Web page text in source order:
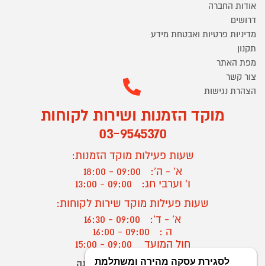
אודות החברה
דרושים
מדיניות פרטיות ואבטחת מידע
תקנון
מפת האתר
צור קשר
הצהרת נגישות
מוקד הזמנות ושירות לקוחות
03-9545370
שעות פעילות מוקד הזמנות:
א' - ה':
09:00 - 18:00
ו' וערבי חג:
09:00 - 13:00
שעות פעילות מוקד שירות לקוחות:
א' - ד':
09:00 - 16:30
ה :
09:00 - 16:00
חול המועד
? יצירת קשר/ביטול הזמנה